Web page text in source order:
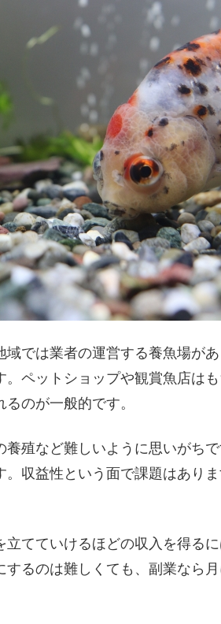
域では業者の運営する養魚場が
。ペットショップや観賞魚店は
のが一般的です。
養殖など難しいように思いがち
。収益性という面で課題はあり
立てていけるほどの収入を得る
するのは難しくても、副業なら